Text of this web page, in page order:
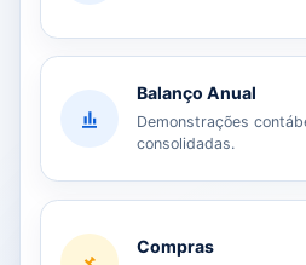
Balanço Anual
Demonstrações
consolidadas.
Compras